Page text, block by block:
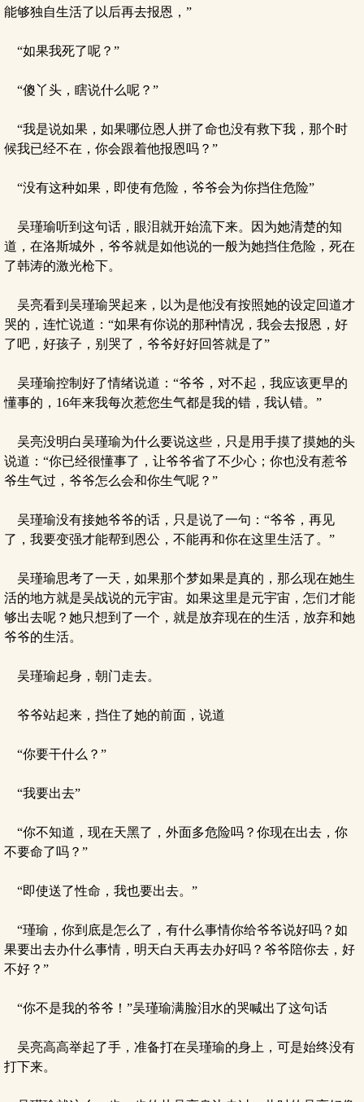
能够独自生活了以后再去报恩，”
“如果我死了呢？”
“傻丫头，瞎说什么呢？”
“我是说如果，如果哪位恩人拼了命也没有救下我，那个时
候我已经不在，你会跟着他报恩吗？”
“没有这种如果，即使有危险，爷爷会为你挡住危险”
吴瑾瑜听到这句话，眼泪就开始流下来。因为她清楚的知
道，在洛斯城外，爷爷就是如他说的一般为她挡住危险，死在
了韩涛的激光枪下。
吴亮看到吴瑾瑜哭起来，以为是他没有按照她的设定回道才
哭的，连忙说道：“如果有你说的那种情况，我会去报恩，好
了吧，好孩子，别哭了，爷爷好好回答就是了”
吴瑾瑜控制好了情绪说道：“爷爷，对不起，我应该更早的
懂事的，16年来我每次惹您生气都是我的错，我认错。”
吴亮没明白吴瑾瑜为什么要说这些，只是用手摸了摸她的头
说道：“你已经很懂事了，让爷爷省了不少心；你也没有惹爷
爷生气过，爷爷怎么会和你生气呢？”
吴瑾瑜没有接她爷爷的话，只是说了一句：“爷爷，再见
了，我要变强才能帮到恩公，不能再和你在这里生活了。”
吴瑾瑜思考了一天，如果那个梦如果是真的，那么现在她生
活的地方就是吴战说的元宇宙。如果这里是元宇宙，怎们才能
够出去呢？她只想到了一个，就是放弃现在的生活，放弃和她
爷爷的生活。
吴瑾瑜起身，朝门走去。
爷爷站起来，挡住了她的前面，说道
“你要干什么？”
“我要出去”
“你不知道，现在天黑了，外面多危险吗？你现在出去，你
不要命了吗？”
“即使送了性命，我也要出去。”
“瑾瑜，你到底是怎么了，有什么事情你给爷爷说好吗？如
果要出去办什么事情，明天白天再去办好吗？爷爷陪你去，好
不好？”
“你不是我的爷爷！”吴瑾瑜满脸泪水的哭喊出了这句话
吴亮高高举起了手，准备打在吴瑾瑜的身上，可是始终没有
打下来。